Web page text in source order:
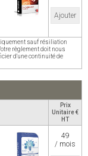
Ajouter
sauf résiliation
règlement doit nous
d'une continuité de
Prix
Unitaire €
HT
49
/ mois